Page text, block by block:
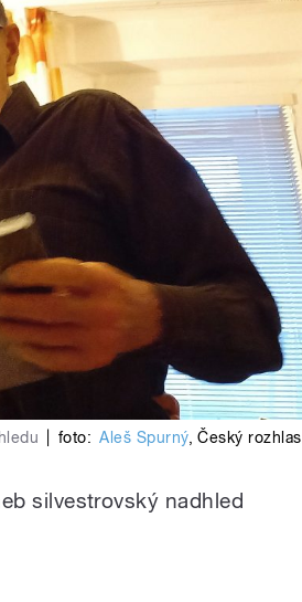
foto: Aleš Spurný,Český rozhlas
silvestrovský nadhled